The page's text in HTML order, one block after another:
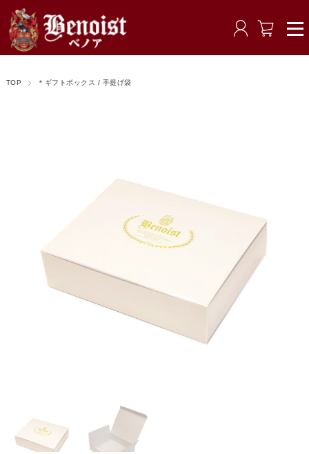
TOP ＊ギフトボックス / 手提げ袋